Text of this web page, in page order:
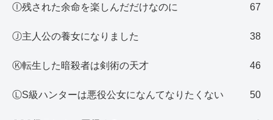
Ⓘ残された余命を楽しんだだけなのに 67
Ⓙ主人公の養女になりました 38
Ⓚ転生した暗殺者は剣術の天才 46
ⓁS級ハンターは悪役公女になんてなりたくない 50